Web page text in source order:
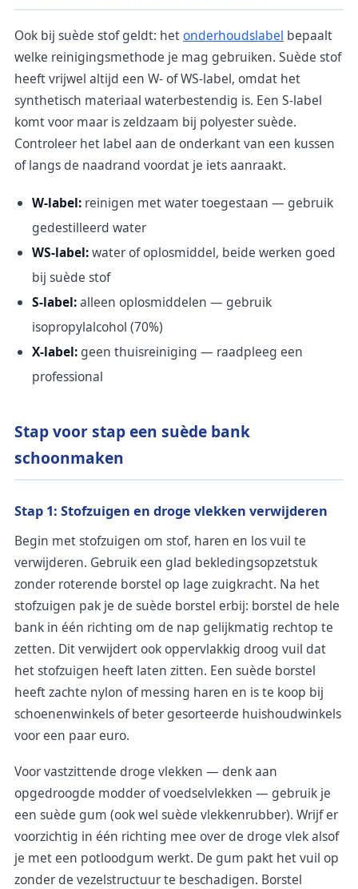
Ook bij suède stof geldt: hetonderhoudslabel bepaalt
welke reinigingsmethode je mag gebruiken. Suède stof
heeft vrijwel altijd een W- of WS-label, omdat het
synthetisch materiaal waterbestendig is. Een S-label
komt voor maar is zeldzaam bij polyester suède.
Controleer het label aan de onderkant van een kussen
of langs de naadrand voordat je iets aanraakt.
W-label: reinigen met water toegestaan — gebruik
gedestilleerd water
WS-label:water of oplosmiddel, beide werken goed
bij suède stof
S-label:alleen oplosmiddelen — gebruik
isopropylalcohol (70%)
X-label: geen thuisreiniging — raadpleeg een
professional
Stap voor stap een suède bank
schoonmaken
Stap 1: Stofzuigen en droge vlekken verwijderen
Begin met stofzuigen om stof, haren en los vuil te
verwijderen. Gebruik een glad bekledingsopzetstuk
zonder roterende borstel op lage zuigkracht. Na het
stofzuigen pak je de suède borstel erbij: borstel de hele
bank in één richting om de nap gelijkmatig rechtop te
zetten. Dit verwijdert ook oppervlakkig droog vuil dat
het stofzuigen heeft laten zitten. Een suède borstel
heeft zachte nylon of messing haren en is te koop bij
schoenenwinkels of beter gesorteerde huishoudwinkels
voor een paar euro.
Voor vastzittende droge vlekken — denk aan
opgedroogde modder of voedselvlekken — gebruik je
een suède gum (ook wel suède vlekkenrubber). Wrijf er
voorzichtig in één richting mee over de droge vlek alsof
je met een potloodgum werkt. De gum pakt het vuil op
zonder de vezelstructuur te beschadigen. Borstel